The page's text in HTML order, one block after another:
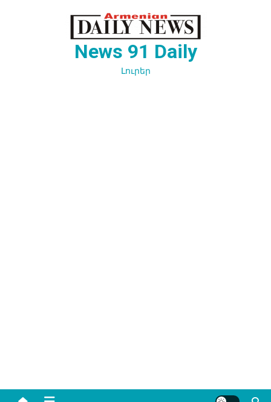
News 91 Daily
Լուրեր